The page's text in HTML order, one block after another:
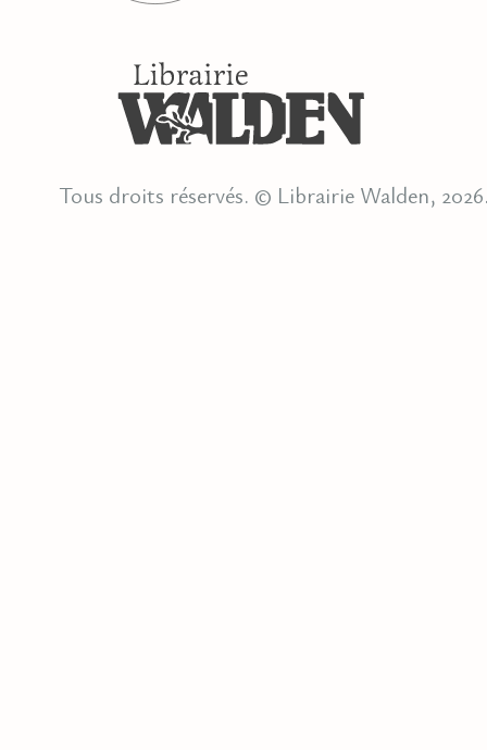
Tous droits réservés. © Librairie Walden,